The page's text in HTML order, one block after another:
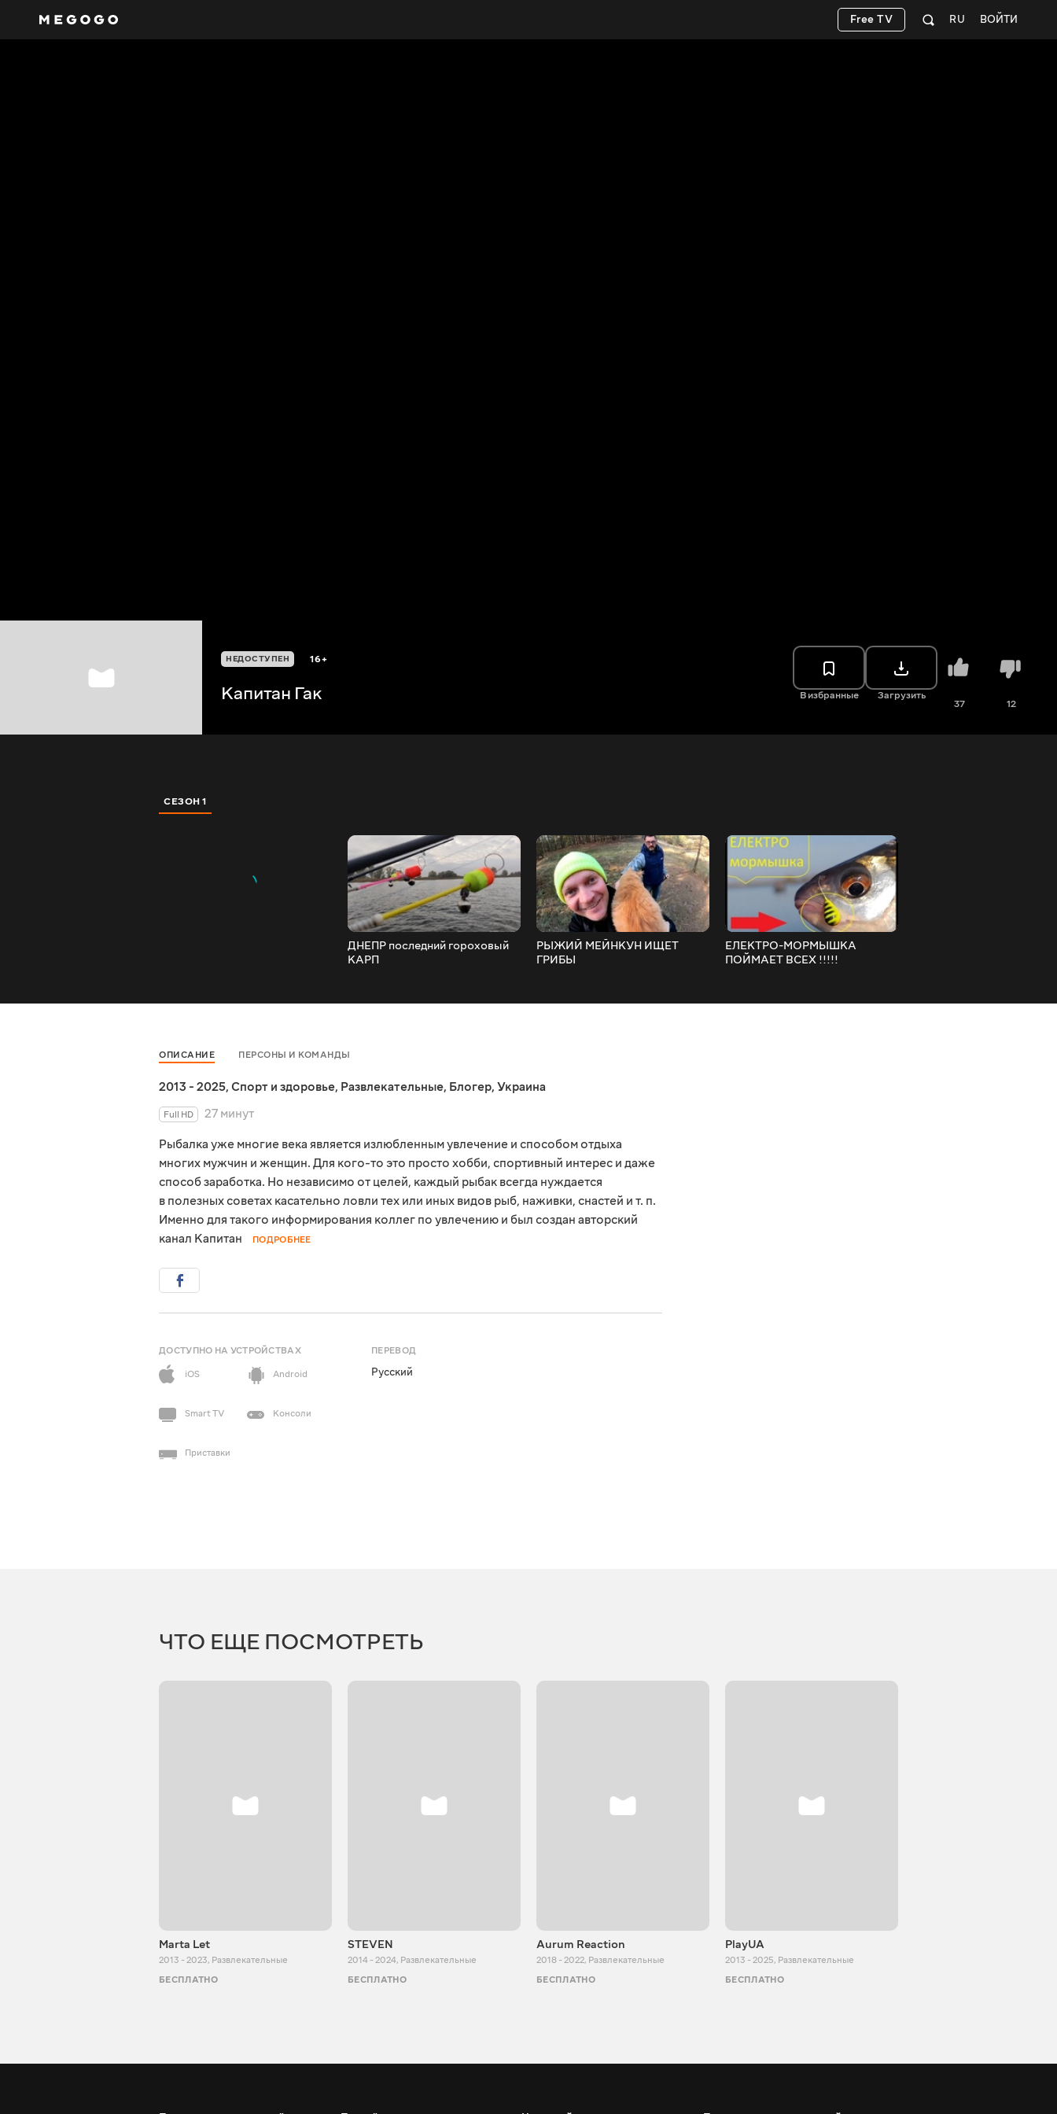
ВОЙТИ
RU
Free TV
НЕДОСТУПЕН 16+
Капитан Гак В избранные Загрузить
37 12
СЕЗОН 1
ДНЕПР последний гороховый
КАРП
РЫЖИЙ МЕЙНКУН ИЩЕТ
ГРИБЫ
ЕЛЕКТРО-МОРМЫШКА
ПОЙМАЕТ ВСЕХ !!!!!
ОПИСАНИЕ ПЕРСОНЫ И КОМАНДЫ
2013 - 2025, Спорт и здоровье, Развлекательные, Блогер, Украина
Full HD
27 минут
Рыбалка уже многие века является излюбленным увлечение и способом отдыха
многих мужчин и женщин. Для кого-то это просто хобби, спортивный интерес и даже
способ заработка. Но независимо от целей, каждый рыбак всегда нуждается
в полезных советах касательно ловли тех или иных видов рыб, наживки, снастей и т. п.
Именно для такого информирования коллег по увлечению и был создан авторский
канал Капитан
ПОДРОБНЕЕ
ДОСТУПНО НА УСТРОЙСТВАХ
iOS
Android
Smart TV Консоли
Приставки
ПЕРЕВОД
Русский
ЧТО ЕЩЕ ПОСМОТРЕТЬ
Marta Let
2013 - 2023, Развлекательные
БЕСПЛАТНО
STEVEN
2014 - 2024, Развлекательные
БЕСПЛАТНО
Aurum Reaction
2018 - 2022, Развлекательные
БЕСПЛАТНО
PlayUA
2013 - 2025, Развлекательные
БЕСПЛАТНО